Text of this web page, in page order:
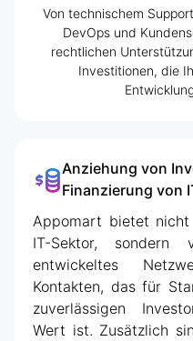
Von technischem
DevOps und
rechtlichen
Investitionen, die
Anziehung von
Finanzierung von
Appomart bietet
IT-Sektor,
entwickeltes
Kontakten, das für
zuverlässigen
Wert ist. Zusätzlich